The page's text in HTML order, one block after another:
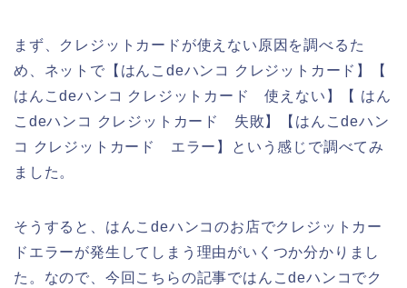
まず、クレジットカードが使えない原因を調べるた
め、ネットで【はんこdeハンコ クレジットカード】【
はんこdeハンコ クレジットカード 使えない】【 はん
こdeハンコ クレジットカード 失敗】【はんこdeハン
コ クレジットカード エラー】という感じで調べてみ
ました。
そうすると、はんこdeハンコのお店でクレジットカー
ドエラーが発生してしまう理由がいくつか分かりまし
た。なので、今回こちらの記事ではんこdeハンコでク